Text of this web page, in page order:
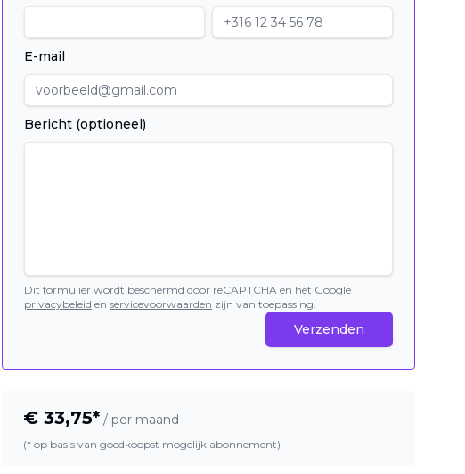
E-mail
Bericht (optioneel)
Dit formulier wordt beschermd door reCAPTCHA en het Google
privacybeleid en servicevoorwaarden zijn van toepassing.
Verzenden
€ 33,75* / per maand
(* op basis van goedkoopst mogelijk abonnement)